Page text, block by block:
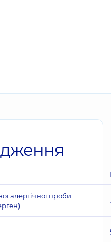
алергічної проби